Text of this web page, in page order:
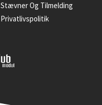
Stævner Og Tilmelding
Privatlivspolitik